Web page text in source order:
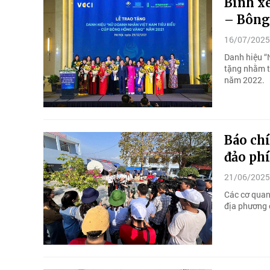
–
16/07/
Danh hiệu
tặng nhằm
năm 2022.
Báo
đảo
21/06/
Các cơ
địa phương